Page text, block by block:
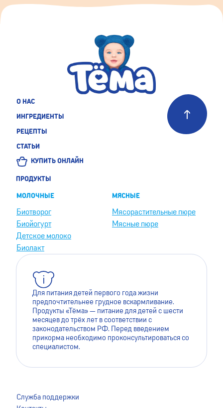
О НАС
ИНГРЕДИЕНТЫ
РЕЦЕПТЫ
СТАТЬИ
КУПИТЬ ОНЛАЙН
ПРОДУКТЫ
МОЛОЧНЫЕ
Биотворог
Биойогурт
Детское молоко
Биолакт
МЯСНЫЕ
Мясорастительные пюре
Мясные пюре
Для питания детей первого года жизни
предпочтительнее грудное вскармливание.
Продукты «Тёма» — питание для детей с шести
месяцев до трёх лет в соответствии с
законодательством РФ. Перед введением
прикорма необходимо проконсультироваться со
специалистом.
Служба поддержки
Это помогает нам сделать его более удобным для
пользователей. Оставаясь на сайте, вы даёте согласие на